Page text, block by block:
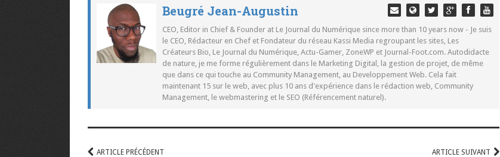
Beugré Jean-Augustin
CEO, Editor in Chief & Founder at Le Journal du Numérique since more than 10 years now - Je suis
le CEO, Rédacteur en Chef et Fondateur du réseau Kassi Media regroupant les sites, Les
Créateurs Bio, Le Journal du Numérique, Actu-Gamer, ZoneWP et Journal-Foot.com. Autodidacte
de nature, je me forme régulièrement dans le Marketing Digital, la gestion de projet, de même
que dans ce qui touche au Community Management, au Developpement Web. Cela fait
maintenant 15 sur le web, avec plus 10 ans d'expérience dans le rédaction web, Community
Management, le webmastering et le SEO (Référencement naturel).
ARTICLE PRÉCÉDENT ARTICLE SUIVANT